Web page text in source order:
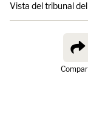
Vista del tribunal